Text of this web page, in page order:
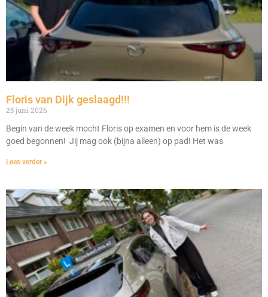
Floris van Dijk geslaagd!!!
25 juni 2026
Begin van de week mocht Floris op examen en voor hem is de week
goed begonnen! Jij mag ook (bijna alleen) op pad! Het was
Lees verder »